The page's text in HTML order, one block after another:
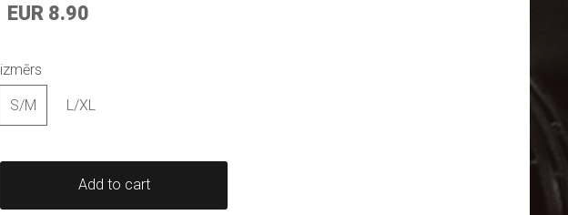
EUR 8.90
izmērs
S/M L/XL
Add to cart